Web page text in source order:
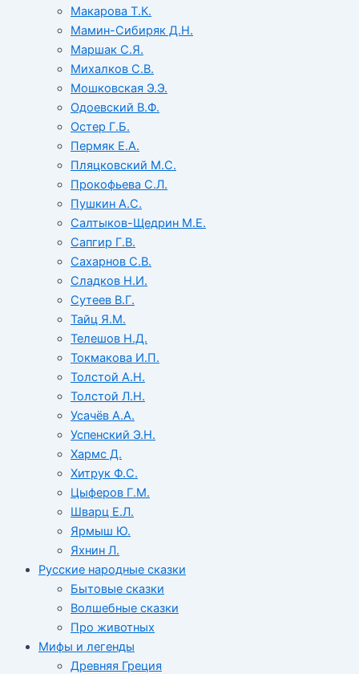
Макарова Т.К.
Мамин-Сибиряк Д.Н.
Маршак С.Я.
Михалков С.В.
Мошковская Э.Э.
Одоевский В.Ф.
Остер Г.Б.
Пермяк Е.А.
Пляцковский М.С.
Прокофьева С.Л.
Пушкин А.С.
Салтыков-Щедрин М.Е.
Сапгир Г.В.
Сахарнов С.В.
Сладков Н.И.
Сутеев В.Г.
Тайц Я.М.
Телешов Н.Д.
Токмакова И.П.
Толстой А.Н.
Толстой Л.Н.
Усачёв А.А.
Успенский Э.Н.
Хармс Д.
Хитрук Ф.С.
Цыферов Г.М.
Шварц Е.Л.
Ярмыш Ю.
Яхнин Л.
Русские народные сказки
Бытовые сказки
Волшебные сказки
Про животных
Мифы и легенды
Древняя Греция